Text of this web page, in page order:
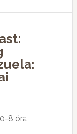
8 óra